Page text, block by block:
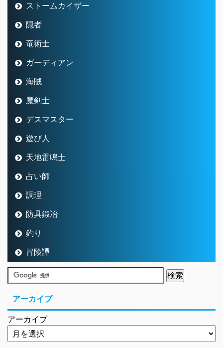
ストームカイザー
隠者
竜術士
ガーディアン
海賊
魔剣士
デスマスター
遊び人
天地雷鳴士
占い師
調理
防具鍛冶
釣り
冒険譚
アーカイブ
アーカイブ